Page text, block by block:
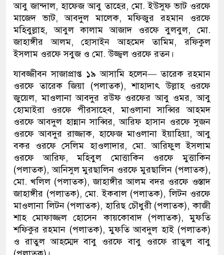
আবু জান্দাল, হাফেজ আবু তাহের, মো. ইউসুফ ভাট ওরফে
মাজেদ ভাট, আবদুল মালেক, মফিজুর রহমান ওরফে
মহিবুল্লাহ, আবুল কালাম আজাদ ওরফে বুলবুল, মো.
জাহাঙ্গীর আলম, হোসাইন আহমেদ তামিম, রফিকুল
ইসলাম ওরফে সবুজ ও মো. উজ্জ্বল ওরফে রতন।
যাবজ্জীবন সাজাপ্রাপ্ত ১৯ আসামি হলেন— তারেক রহমান
ওরফে তারেক জিয়া (পলাতক), শাহাদাৎ উল্লাহ ওরফে
জুয়েল, মাওলানা আবদুর রউফ ওরফের আবু ওমর, আবু
হোমাইরা ওরফে পীরসাহেব, মাওলানা সাব্বির আহমদ
ওরফে আবদুল হান্নান সাব্বির, আরিফ হাসান ওরফে সুজন
ওরফে আবদুর রাজ্জাক, হাফেজ মাওলানা ইয়াহিয়া, আবু
বকর ওরফে সেলিম হাওলাদার, মো. আরিফুল ইসলাম
ওরফে আরিফ, মহিবুল মোত্তাকিন ওরফে মুত্তাকিন
(পলাতক), আনিসুল মুরছালিন ওরফে মুরছালিন (পলাতক),
মো. খলিল (পলাতক), জাহাঙ্গীর আলম বদর ওরফে ওস্তাদ
জাহাঙ্গীর (পলাতক), মো. ইকবাল (পলাতক), লিটন ওরফে
মাওলানা লিটন (পলাতক), হারিছ চৌধুরী (পলাতক), কাজী
শাহ মোফাজ্জল হোসেন কায়কোবাদ (পলাতক), মুফতি
শফিকুর রহমান (পলাতক), মুফতি আবদুল হাই (পলাতক)
ও রাতুল আহম্মেদ বাবু ওরফে বাবু ওরফে রাতুল বাবু